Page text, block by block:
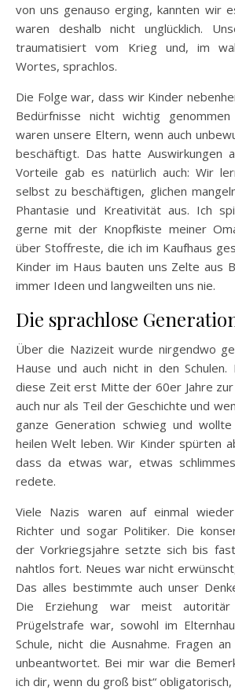
von uns genauso erging, kannten wir
waren deshalb nicht unglücklich.
traumatisiert vom Krieg und, im
Wortes, sprachlos.
Die Folge war, dass wir Kinder
Bedürfnisse nicht wichtig
waren unsere Eltern, wenn auch
beschäftigt. Das hatte Auswirkungen
Vorteile gab es natürlich auch: Wir
selbst zu beschäftigen, glichen
Phantasie und Kreativität aus. Ich
gerne mit der Knopfkiste meiner
über Stoffreste, die ich im Kaufhaus
Kinder im Haus bauten uns Zelte aus
immer Ideen und langweilten uns nie.
Die sprachlose
Über die Nazizeit wurde nirgendwo
Hause und auch nicht in den
diese Zeit erst Mitte der 60er Jahre zur
auch nur als Teil der Geschichte und
ganze Generation schwieg und
heilen Welt leben. Wir Kinder spürten
dass da etwas war, etwas
redete.
Viele Nazis waren auf einmal
Richter und sogar Politiker. Die
der Vorkriegsjahre setzte sich bis
nahtlos fort. Neues war nicht
Das alles bestimmte auch unser
Die Erziehung war meist
Prügelstrafe war, sowohl im
Schule, nicht die Ausnahme. Fragen
unbeantwortet. Bei mir war die
ich dir, wenn du groß bist“